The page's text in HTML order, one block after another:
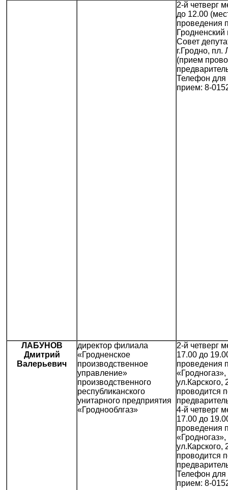
2-й четверг
до 12.00
проведения
Гродненский
Совет
г.Гродно, пл.
(прием
Телефон для
прием: 8-
ЛАБУНОВ
Дмитрий
Валерьевич
директор филиала
«Гродненское
производственное
управление»
производственного
республиканского
унитарного предприятия
«Гроднооблгаз»
2-й четверг
17.00 до
проведения
«Гродногаз»,
ул.Карского,
проводится
4-й четверг
17.00 до
проведения
«Гродногаз»,
ул.Карского,
проводится
Телефон для
прием: 8-